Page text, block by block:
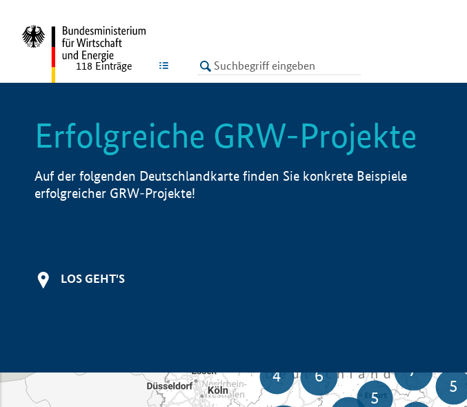
LISTE
118 Einträge
Erfolgreiche GRW-Projekte
Auf der folgenden Deutschlandkarte finden Sie konkrete Beispiele
erfolgreicher GRW-Projekte!
LOS GEHT'S